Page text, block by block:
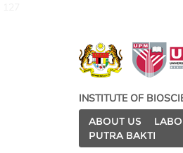
INSTITUTE OF
ABOUT US
PUTRA BAKTI